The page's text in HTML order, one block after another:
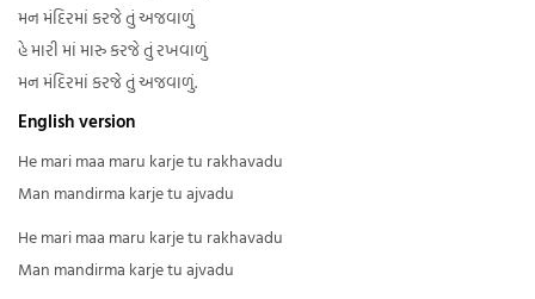
મન મંદિરમાં કરજે તું અજવાળું
હે મારી માં મારુ કરજે તું રખવાળું
મન મંદિરમાં કરજે તું અજવાળું.
English version
He mari maa maru karje tu rakhavadu
Man mandirma karje tu ajvadu
He mari maa maru karje tu rakhavadu
Man mandirma karje tu ajvadu